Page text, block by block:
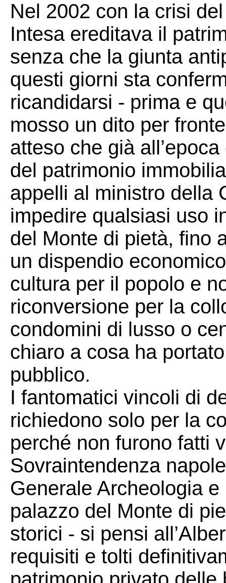
Nel 2002 con la crisi
Intesa ereditava il
senza che la giunta
questi giorni sta
ricandidarsi - prima e
mosso un dito per
atteso che già
del patrimonio
appelli al ministro della
impedire qualsiasi uso
del Monte di pietà, fino
un dispendio
cultura per il popolo e
riconversione per la
condomini di lusso o
chiaro a cosa ha
pubblico.
I fantomatici vincoli di
richiedono solo per la
perché non furono fatti
Sovraintendenza
Generale Archeologia
palazzo del Monte di
storici - si pensi
requisiti e tolti